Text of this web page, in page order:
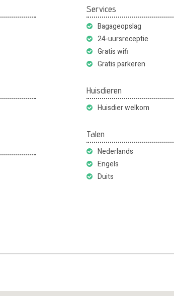
Services
Bagageopslag
24-uursreceptie
Gratis wifi
Gratis parkeren
Huisdieren
Huisdier welkom
Talen
Nederlands
Engels
Duits